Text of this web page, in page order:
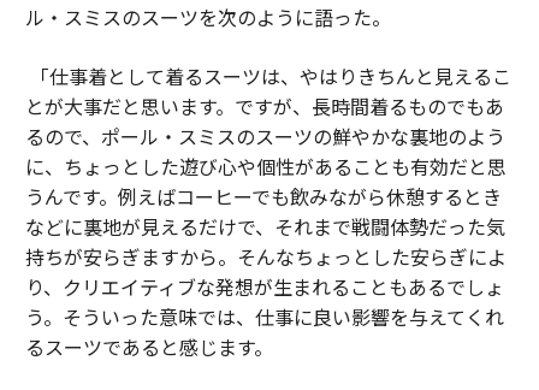
ル・スミスのスーツを次のように語った。
「仕事着として着るスーツは、やはりきちんと見えるこ
とが大事だと思います。ですが、長時間着るものでもあ
るので、ポール・スミスのスーツの鮮やかな裏地のよう
に、ちょっとした遊び心や個性があることも有効だと思
うんです。例えばコーヒーでも飲みながら休憩するとき
などに裏地が見えるだけで、それまで戦闘体勢だった気
持ちが安らぎますから。そんなちょっとした安らぎによ
り、クリエイティブな発想が生まれることもあるでしょ
う。そういった意味では、仕事に良い影響を与えてくれ
るスーツであると感じます。